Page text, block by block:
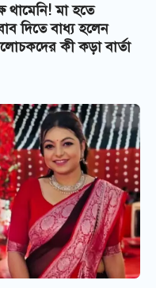
মা হতে
দিতে বাধ্য হলেন
কী কড়া বার্তা